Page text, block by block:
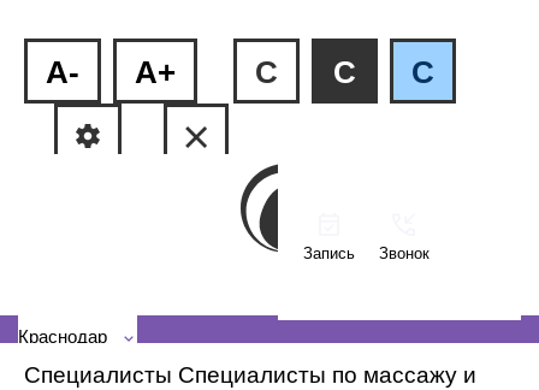
A- A+ C C C
Запись Звонок
Краснодар
Специалисты Специалисты по массажу и